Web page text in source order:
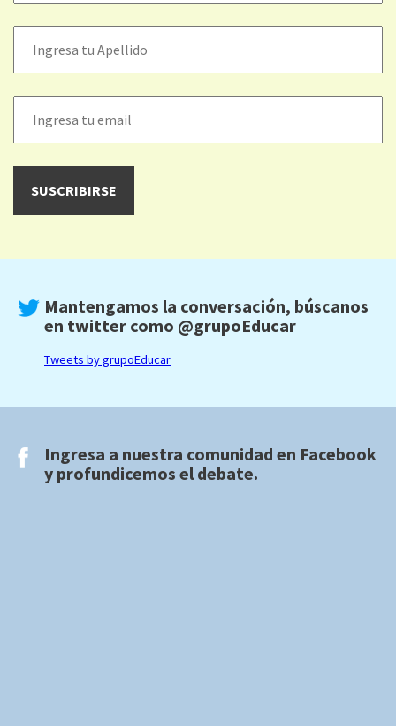
Mantengamos la conversación, búscanos
en twitter como @grupoEducar
Tweets by grupoEducar
Ingresa a nuestra comunidad en Facebook
y profundicemos el debate.